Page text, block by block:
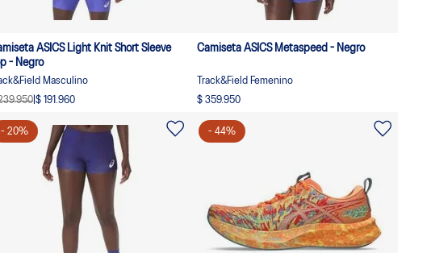
ASICS Light Knit Short Sleeve
- Negro
Masculino
| $ 191.960
Camiseta ASICS Metaspeed - Negro
Track&Field Femenino
$ 359.950
- 20% - 44%